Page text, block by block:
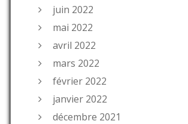
juin 2022
mai 2022
avril 2022
mars 2022
février 2022
janvier 2022
décembre 2021